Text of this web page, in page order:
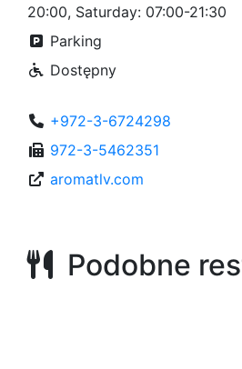
20:00, Saturday: 07:00-21:30
Parking
Dostępny
+972-3-6724298
972-3-5462351
aromatlv.com
Podobne